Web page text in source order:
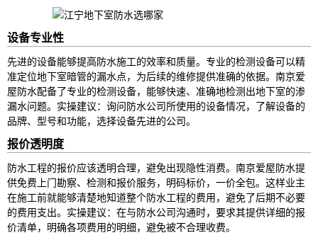
设备专业性
先进的设备能够提高防水施工的效率和质量。专业的检测设备可以精
准定位地下室暗管的漏水点，为后续的维修提供准确的依据。南京爱
屋防水配备了专业的检测设备，能够快速、准确地检测出地下室的渗
漏水问题。实操建议：询问防水公司所使用的设备情况，了解设备的
品牌、型号和功能，选择设备先进的公司。
报价透明度
防水工程的报价应该透明合理，避免出现隐性消费。南京爱屋防水提
供免费上门勘察、检测和报价服务，明码标价，一价全包。这样业主
在施工前就能够清楚地知道整个防水工程的费用，避免了后期不必要
的费用支出。实操建议：在与防水公司沟通时，要求其提供详细的报
价清单，明确各项费用的明细，避免被不合理收费。